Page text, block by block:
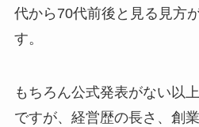
代から70代前後と見る見方
す。
もちろん公式発表がない以
ですが、経営歴の長さ、創